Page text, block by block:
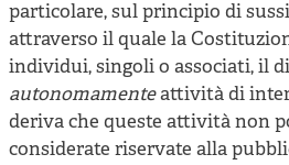
particolare, sul principio di
attraverso il quale la
individui, singoli o associati, il
autonomamenteattività di
deriva che queste attività non
considerate riservate alla